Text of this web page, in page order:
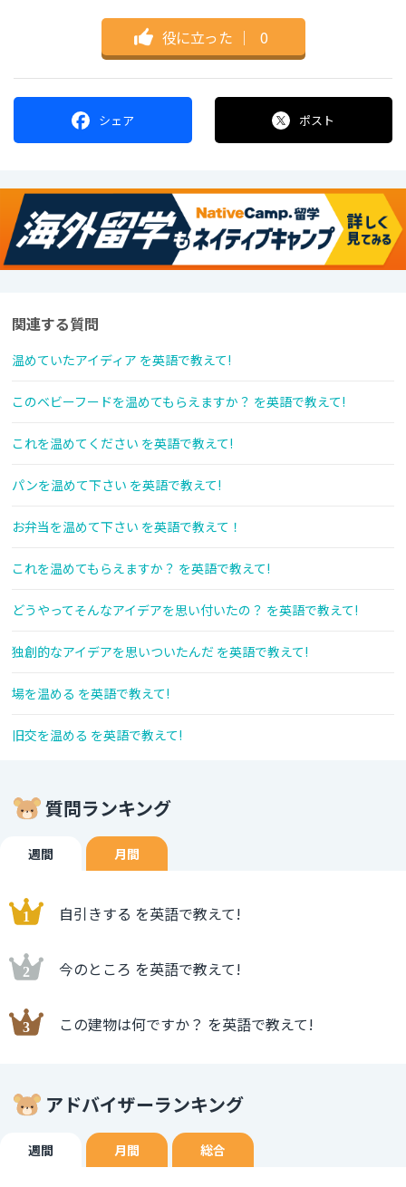
役に立った ｜ 0
シェア ポスト
関連する質問
温めていたアイディア を英語で教えて!
このベビーフードを温めてもらえますか？ を英語で教えて!
これを温めてください を英語で教えて!
パンを温めて下さい を英語で教えて!
お弁当を温めて下さい を英語で教えて！
これを温めてもらえますか？ を英語で教えて!
どうやってそんなアイデアを思い付いたの？ を英語で教えて!
独創的なアイデアを思いついたんだ を英語で教えて!
場を温める を英語で教えて!
旧交を温める を英語で教えて!
質問ランキング
週間 月間
自引きする を英語で教えて!
今のところ を英語で教えて!
この建物は何ですか？ を英語で教えて!
アドバイザーランキング
週間 月間 総合